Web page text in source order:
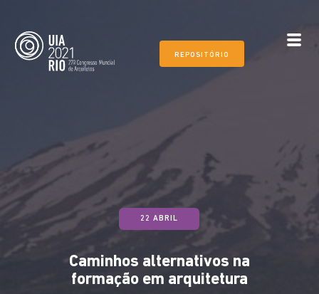
REPOSITÓRIO
22 ABRIL
Caminhos alternativos na
formação em arquitetura